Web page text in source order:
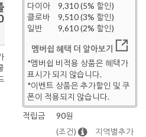
다이아
9,310 (5% 할인)
클로바
9,510 (3% 할인)
일반
9,610 (2% 할인)
멤버쉽 혜택 더 알아보기
*멤버쉽 비적용 상품은 혜택가
표시가 되지 않습니다.
*이벤트 상품은 추가할인 및 쿠
폰이 적용되지 않습니다.
적립금
90원
(조건) 지역별추가